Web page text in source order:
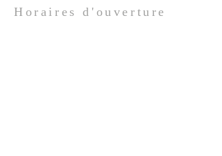
Horaires d'ouverture